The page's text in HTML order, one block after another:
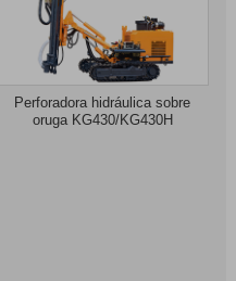
Perforadora hidráulica sobre
oruga KG430/KG430H